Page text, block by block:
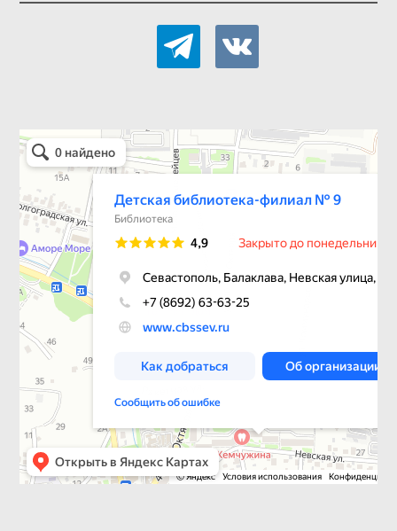
telegram vkontakte
Детская библиотека-филиал № 9
Библиотека в Севастополе